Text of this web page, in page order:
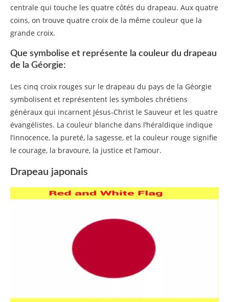
centrale qui touche les quatre côtés du drapeau. Aux quatre
coins, on trouve quatre croix de la même couleur que la
grande croix.
Que symbolise et représente la couleur du drapeau
de la Géorgie:
Les cinq croix rouges sur le drapeau du pays de la Géorgie
symbolisent et représentent les symboles chrétiens
généraux qui incarnent Jésus-Christ le Sauveur et les quatre
évangélistes. La couleur blanche dans l’héraldique indique
l’innocence, la pureté, la sagesse, et la couleur rouge signifie
le courage, la bravoure, la justice et l’amour.
Drapeau japonais